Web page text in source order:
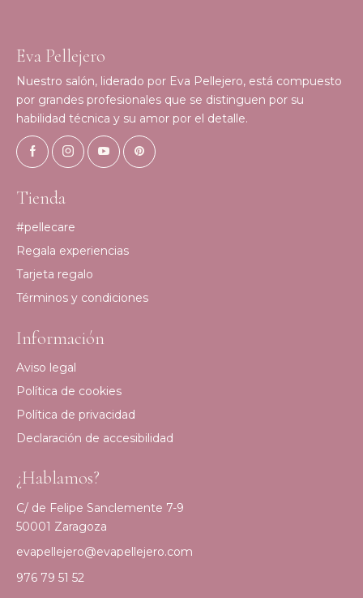
Eva Pellejero
Nuestro salón, liderado por Eva Pellejero, está compuesto
por grandes profesionales que se distinguen por su
habilidad técnica y su amor por el detalle.
Tienda
#pellecare
Regala experiencias
Tarjeta regalo
Términos y condiciones
Información
Aviso legal
Política de cookies
Política de privacidad
Declaración de accesibilidad
¿Hablamos?
C/ de Felipe Sanclemente 7-9
50001 Zaragoza
evapellejero@evapellejero.com
976 79 51 52